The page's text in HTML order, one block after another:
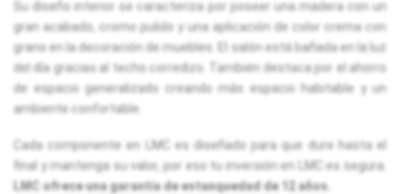
Su diseño interior se caracteriza por poseer una madera con un
gran acabado, cromo pulido y una aplicación de color crema con
grano en la decoración de muebles. El salón está bañada en la luz
del día gracias al techo corredizo. También destaca por el ahorro
de espacio generalizado creando más espacio habitable y un
ambiente confortable.
Cada componente en LMC es diseñado para que dure hasta el
final y mantenga su valor, por eso tu inversión en LMC es segura.
LMC ofrece una garantía de estanquedad de 12 años.